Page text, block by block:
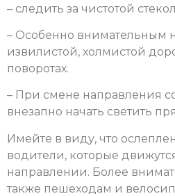
– следить за чистотой
– Особенно внимательным
извилистой, холмистой
поворотах.
– При смене направления
внезапно начать светить
Имейте в виду, что
водители, которые
направлении. Более
также пешеходам и